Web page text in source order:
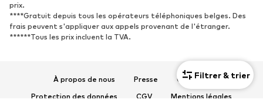
Filtrer & trier
Sandales
Chaussures basses
Chaussures de sport
Ballerines
prix.
****Gratuit depuis tous les opérateurs téléphoniques belges. Des
frais peuvent s'appliquer aux appels provenant de l'étranger.
******Tous les prix incluent la TVA.
À propos de nous Presse
Carrières
Protection des données
CGV Mentions légales